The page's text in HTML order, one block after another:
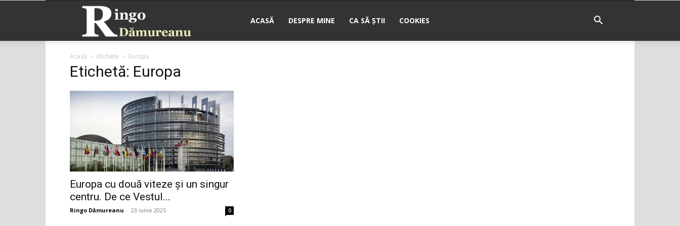
ACASĂ DESPRE MINE CA SĂ ȘTII COOKIES
Acasă Etichete Europa
Etichetă: Europa
Europa cu două viteze și un singur
centru. De ce Vestul...
Ringo Dămureanu - 23 iunie 2025 0